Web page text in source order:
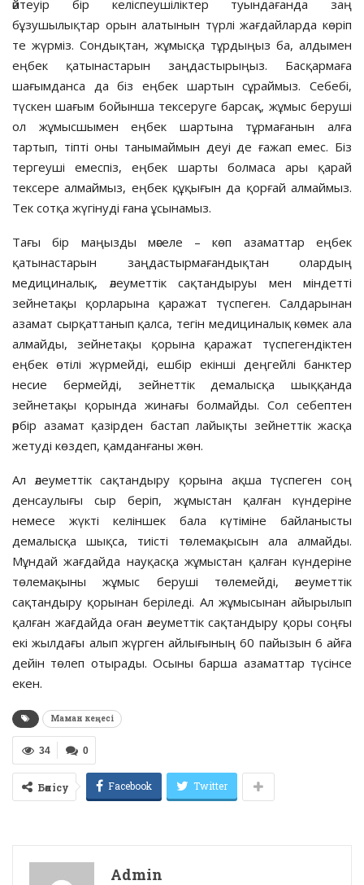
әйтеуір бір келіспеушіліктер туындағанда заң
бұзушылықтар орын алатынын түрлі жағдайларда көріп
те жүрміз. Сондықтан, жұмысқа тұрдыңыз ба, алдымен
еңбек қатынастарын заңдастырыңыз. Басқармаға
шағымданса да біз еңбек шартын сұраймыз. Себебі,
түскен шағым бойынша тексеруге барсақ, жұмыс беруші
ол жұмысшымен еңбек шартына тұрмағанын алға
тартып, тіпті оны танымаймын деуі де ғажап емес. Біз
тергеуші емеспіз, еңбек шарты болмаса ары қарай
тексере алмаймыз, еңбек құқығын да қорғай алмаймыз.
Тек сотқа жүгінуді ғана ұсынамыз.
Тағы бір маңызды мәселе – көп азаматтар еңбек
қатынастарын заңдастырмағандықтан олардың
медициналық, әлеуметтік сақтандыруы мен міндетті
зейнетақы қорларына қаражат түспеген. Салдарынан
азамат сырқаттанып қалса, тегін медициналық көмек ала
алмайды, зейнетақы қорына қаражат түспегендіктен
еңбек өтілі жүрмейді, ешбір екінші деңгейлі банктер
несие бермейді, зейнеттік демалысқа шыққанда
зейнетақы қорында жинағы болмайды. Сол себептен
әрбір азамат қазірден бастап лайықты зейнеттік жасқа
жетуді көздеп, қамданғаны жөн.
Ал әлеуметтік сақтандыру қорына ақша түспеген соң
денсаулығы сыр беріп, жұмыстан қалған күндеріне
немесе жүкті келіншек бала күтіміне байланысты
демалысқа шықса, тиісті төлемақысын ала алмайды.
Мұндай жағдайда науқасқа жұмыстан қалған күндеріне
төлемақыны жұмыс беруші төлемейді, әлеуметтік
сақтандыру қорынан беріледі. Ал жұмысынан айырылып
қалған жағдайда оған әлеуметтік сақтандыру қоры соңғы
екі жылдағы алып жүрген айлығының 60 пайызын 6 айға
дейін төлеп отырады. Осыны барша азаматтар түсінсе
екен.
Маман кеңесі
0
34
Бөлісу Facebook Twitter
Admin